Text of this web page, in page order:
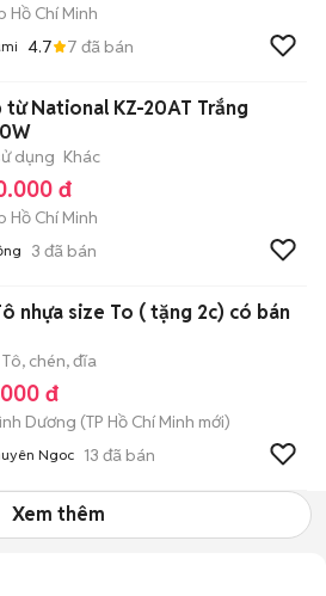
Hồ Chí Minh
4.7 7 đã bán
từ National KZ-20AT Trắng
dụng Khác
đ
Hồ Chí Minh
3 đã bán
nhựa size To ( tặng 2c) có bán
Tô, chén, đĩa
đ
Dương (TP Hồ Chí Minh mới)
Ngoc 13 đã bán
Xem thêm